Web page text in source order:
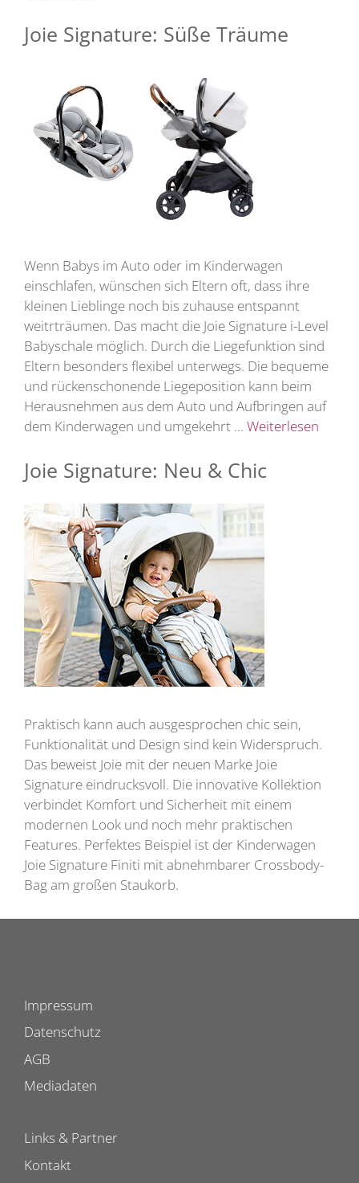
Joie Signature: Süße Träume
Wenn Babys im Auto oder im Kinderwagen
einschlafen, wünschen sich Eltern oft, dass ihre
kleinen Lieblinge noch bis zuhause entspannt
weitrträumen. Das macht die Joie Signature i-Level
Babyschale möglich. Durch die Liegefunktion sind
Eltern besonders flexibel unterwegs. Die bequeme
und rückenschonende Liegeposition kann beim
Herausnehmen aus dem Auto und Aufbringen auf
dem Kinderwagen und umgekehrt … Weiterlesen
Joie Signature: Neu & Chic
Praktisch kann auch ausgesprochen chic sein,
Funktionalität und Design sind kein Widerspruch.
Das beweist Joie mit der neuen Marke Joie
Signature eindrucksvoll. Die innovative Kollektion
verbindet Komfort und Sicherheit mit einem
modernen Look und noch mehr praktischen
Features. Perfektes Beispiel ist der Kinderwagen
Joie Signature Finiti mit abnehmbarer Crossbody-
Bag am großen Staukorb.
Impressum
Datenschutz
AGB
Mediadaten
Links & Partner
Kontakt